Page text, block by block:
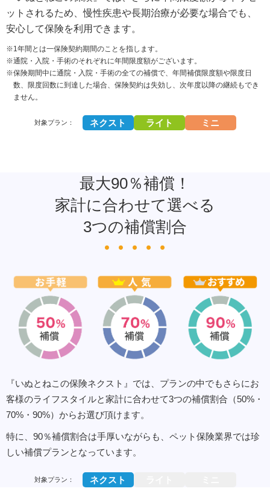
ットされるため、慢性疾患や長期治療が必要な場合でも、
安心して保険を利用できます。
※1年間とは一保険契約期間のことを指します。
※通院・入院・手術のそれぞれに年間限度額がございます。
※保険期間中に通院・入院・手術の全ての補償で、年間補償限度額や限度日
数、限度回数に到達した場合、保険契約は失効し、次年度以降の継続もでき
ません。
対象プラン： ネクスト ライト ミニ
最大90％補償！
家計に合わせて選べる
3つの補償割合
『いぬとねこの保険ネクスト』では、プランの中でもさらにお
客様のライフスタイルと家計に合わせて3つの補償割合（50%・
70%・90%）からお選び頂けます。
特に、90％補償割合は手厚いながらも、ペット保険業界では珍
しい補償プランとなっています。
対象プラン： ネクスト